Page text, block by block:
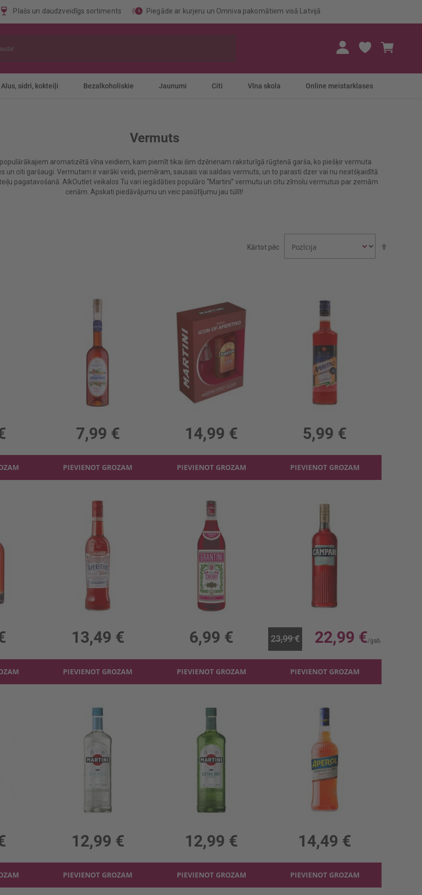
Plašs un daudzveidīgs sortiments Piegāde ar kurjeru un Omniva pakomātiem visā Latvijā
Alus, sidri, kokteiļi Bezalkoholiskie Jaunumi Citi Vīna skola Online meistarklases
Vermuts
aromatizētā vīna veidiem, kam piemīt tikai šim dzērienam raksturīgā rūgtenā garša, ko piešķir vermuta
un citi garšaugi. Vermutam ir vairāki veidi, piemēram, sausais vai saldais vermuts, un to parasti dzer vai nu neatšķaidītā
pagatavošanā. AlkOutlet veikalos Tu vari iegādāties populāro “Martini” vermutu un citu zīmolu vermutus par zemām
cenām. Apskati piedāvājumu un veic pasūtījumu jau tūlīt!
Kārtot pēc
7,99 €
PIEVIENOT GROZAM
Vermuts Martini Fiero ar glāzi 15%
14,99 €
PIEVIENOT GROZAM
Aperitīvs Villa Italia Original 11%
5,99 €
PIEVIENOT GROZAM
13,49 €
PIEVIENOT GROZAM
Vermuts Grantini Cherry 14.5%
6,99 €
PIEVIENOT GROZAM
Vermuts Campari Bitter 25%
23,99 € 22,99 €
PIEVIENOT GROZAM
14.5% Vermuts Martini Bianco 15%
12,99 €
PIEVIENOT GROZAM
Vermuts Martini Extra dry 15%
12,99 €
PIEVIENOT GROZAM
Vermuts Bitters Aperol 11%
14,49 €
PIEVIENOT GROZAM